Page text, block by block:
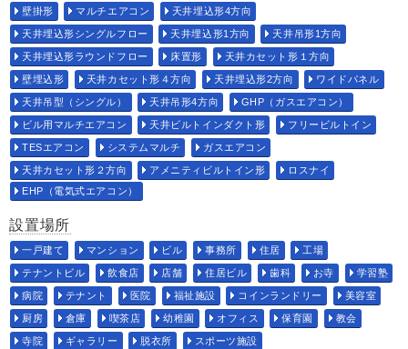
壁掛形 マルチエアコン 天井埋込形4方向
天井埋込形シングルフロー 天井埋込形1方向 天井吊形1方向
天井埋込形ラウンドフロー 床置形 天井カセット形１方向
壁埋込形 天井カセット形４方向 天井埋込形2方向 ワイドパネル
天井吊型（シングル） 天井吊形4方向 GHP（ガスエアコン）
ビル用マルチエアコン 天井ビルトインダクト形 フリービルトイン
TESエアコン システムマルチ ガスエアコン
天井カセット形２方向 アメニティビルトイン形
ロスナイ
EHP（電気式エアコン）
設置場所
一戸建て マンション ビル 事務所 住居 工場
テナントビル 飲食店 店舗 住居ビル 歯科 お寺 学習塾
病院 テナント 医院 福祉施設 コインランドリー 美容室
厨房 倉庫 喫茶店 幼稚園 オフィス 保育園 教会
寺院 ギャラリー 脱衣所 スポーツ施設